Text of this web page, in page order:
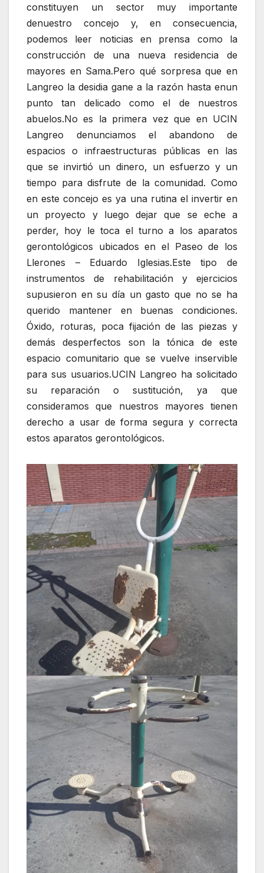
constituyen un sector muy importante
denuestro concejo y, en consecuencia,
podemos leer noticias en prensa como la
construcción de una nueva residencia de
mayores en Sama.Pero qué sorpresa que en
Langreo la desidia gane a la razón hasta enun
punto tan delicado como el de nuestros
abuelos.No es la primera vez que en UCIN
Langreo denunciamos el abandono de
espacios o infraestructuras públicas en las
que se invirtió un dinero, un esfuerzo y un
tiempo para disfrute de la comunidad. Como
en este concejo es ya una rutina el invertir en
un proyecto y luego dejar que se eche a
perder, hoy le toca el turno a los aparatos
gerontológicos ubicados en el Paseo de los
Llerones – Eduardo Iglesias.Este tipo de
instrumentos de rehabilitación y ejercicios
supusieron en su día un gasto que no se ha
querido mantener en buenas condiciones.
Óxido, roturas, poca fijación de las piezas y
demás desperfectos son la tónica de este
espacio comunitario que se vuelve inservible
para sus usuarios.UCIN Langreo ha solicitado
su reparación o sustitución, ya que
consideramos que nuestros mayores tienen
derecho a usar de forma segura y correcta
estos aparatos gerontológicos.